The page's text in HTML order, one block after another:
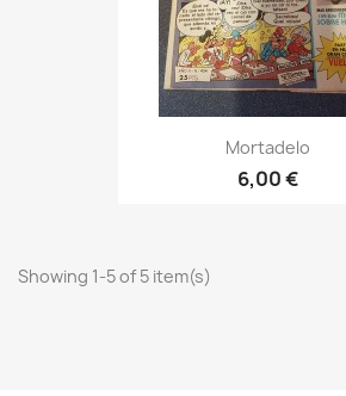
Mortadelo
6,00 €
Showing 1-5 of 5 item(s)